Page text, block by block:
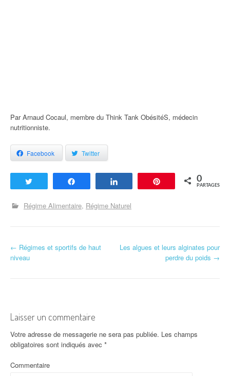
Par Arnaud Cocaul, membre du Think Tank ObésitéS, médecin
nutritionniste.
Facebook Twitter
Enregistrer
0
PARTAGES
Régime Alimentaire Régime Naturel
Navigation d'article
← Régimes et sportifs de haut
niveau
Les algues et leurs alginates pour
perdre du poids →
Laisser un commentaire
Votre adresse de messagerie ne sera pas publiée. Les champs
obligatoires sont indiqués avec *
Commentaire